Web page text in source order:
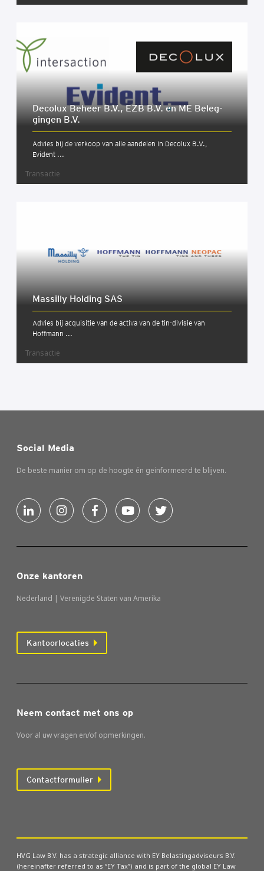
Deco­lux Beheer B.V., EZB B.V. en ME Beleg­
gin­gen B.V.
Advies bij de verkoop van alle aandelen in Decolux B.V.,
Evident ...
Transactie
Mas­sil­ly Hol­ding SAS
Advies bij acquisitie van de activa van de tin-divisie van
Hoffmann ...
Transactie
Onze kantoren
Nederland | Verenigde Staten van Amerika
Kantoorlocaties
Social Media
De beste manier om op de hoogte én geinformeerd te blijven.
Neem contact met ons op
Voor al uw vragen en/of opmerkingen.
Contactformulier
HVG Law B.V. has a strategic alliance with EY Belastingadviseurs B.V.
(hereinafter referred to as “EY Tax”) and is part of the global EY Law